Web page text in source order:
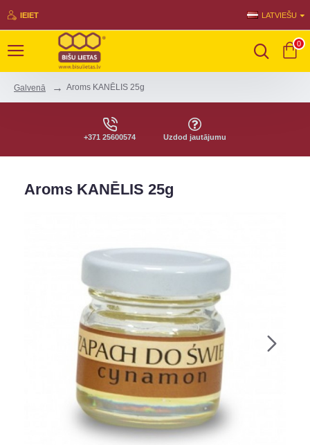
IEIET LATVIEŠU
0
Galvenā Aroms KANĒLIS 25g
+371 25600574 Uzdod jautājumu
Aroms KANĒLIS 25g